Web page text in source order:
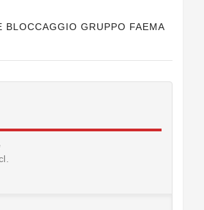
BLOCCAGGIO GRUPPO FAEMA